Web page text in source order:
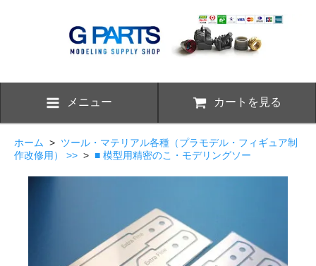
メニュー カートを見る
ホーム > ツール・マテリアル各種（プラモデル・フィギュア制
作改修用） >> > ■ 模型用精密のこ・モデリングソー